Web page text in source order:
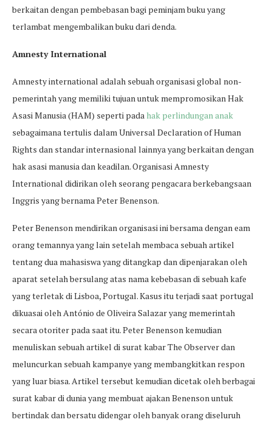
berkaitan dengan pembebasan bagi peminjam buku yang
terlambat mengembalikan buku dari denda.
Amnesty International
Amnesty international adalah sebuah organisasi global non-
pemerintah yang memiliki tujuan untuk mempromosikan Hak
Asasi Manusia (HAM) seperti pada hak perlindungan anak
sebagaimana tertulis dalam Universal Declaration of Human
Rights dan standar internasional lainnya yang berkaitan dengan
hak asasi manusia dan keadilan. Organisasi Amnesty
International didirikan oleh seorang pengacara berkebangsaan
Inggris yang bernama Peter Benenson.
Peter Benenson mendirikan organisasi ini bersama dengan eam
orang temannya yang lain setelah membaca sebuah artikel
tentang dua mahasiswa yang ditangkap dan dipenjarakan oleh
aparat setelah bersulang atas nama kebebasan di sebuah kafe
yang terletak di Lisboa, Portugal. Kasus itu terjadi saat portugal
dikuasai oleh António de Oliveira Salazar yang memerintah
secara otoriter pada saat itu. Peter Benenson kemudian
menuliskan sebuah artikel di surat kabar The Observer dan
meluncurkan sebuah kampanye yang membangkitkan respon
yang luar biasa. Artikel tersebut kemudian dicetak oleh berbagai
surat kabar di dunia yang membuat ajakan Benenson untuk
bertindak dan bersatu didengar oleh banyak orang diseluruh